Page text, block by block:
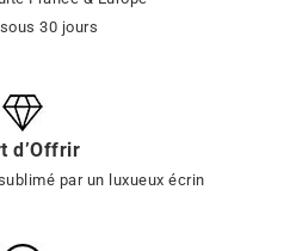
30 jours
d’Offrir
par un luxueux écrin